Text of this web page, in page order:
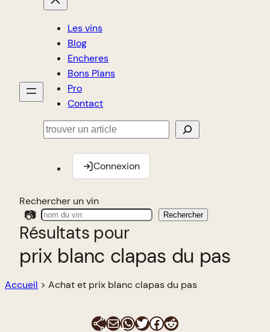
Les vins
Blog
Encheres
Bons Plans
Pro
Contact
Rechercher
Connexion
Rechercher un vin
📷 Rechercher
Résultats pour
prix blanc clapas du pas
Accueil > Achat et prix blanc clapas du pas
E-mailWhatsApp
Twitter
Facebook
Reddit